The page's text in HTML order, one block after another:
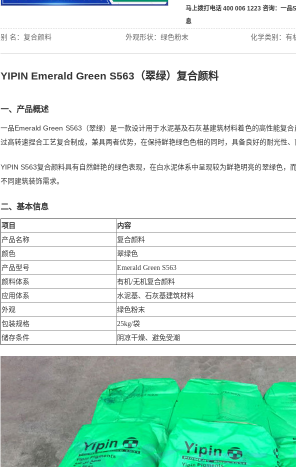
马上拨打电话 400 006 1223 咨询： 一品
息
别 名： 复合颜料 外观形状： 绿色粉末 化学类别： 有
YIPIN Emerald Green S563（翠绿）复合颜料
一、产品概述
一品Emerald Green S563（翠绿）是一款设计用于水泥基及石灰基建筑材料着色的高性能复
过高转速捏合工艺复合制成，兼具两者优势，在保持鲜艳绿色色相的同时，具备良好的耐光性、
YIPIN S563复合颜料具有自然鲜艳的绿色表现，在白水泥体系中呈现较为鲜艳明亮的翠绿色
不同建筑装饰需求。
二、基本信息
项目
内容
产品名称
复合颜料
颜色
翠绿色
产品型号
Emerald Green S563
颜料体系
有机/无机复合颜料
应用体系
水泥基、石灰基建筑材料
外观
绿色粉末
包装规格
25kg/袋
储存条件
阴凉干燥、避免受潮